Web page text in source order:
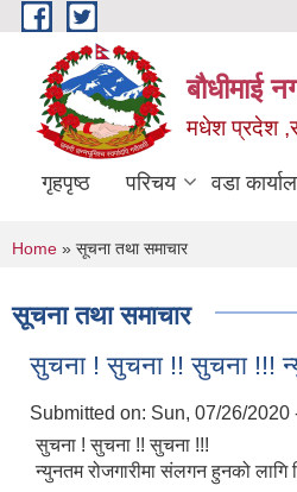
Skip to main content
बौधीमाई
मधेश प्रदेश
गृहपृष्ठ परिचय वडा
You are here
Home » सूचना तथा समाचार
सूचना तथा समाचार
सुचना ! सुचना !! सुचना !!!
Submitted on: Sun, 07/26/2020
सुचना ! सुचना !! सुचना !!!
न्युनतम रोजगारीमा संलगन हुनको लागि